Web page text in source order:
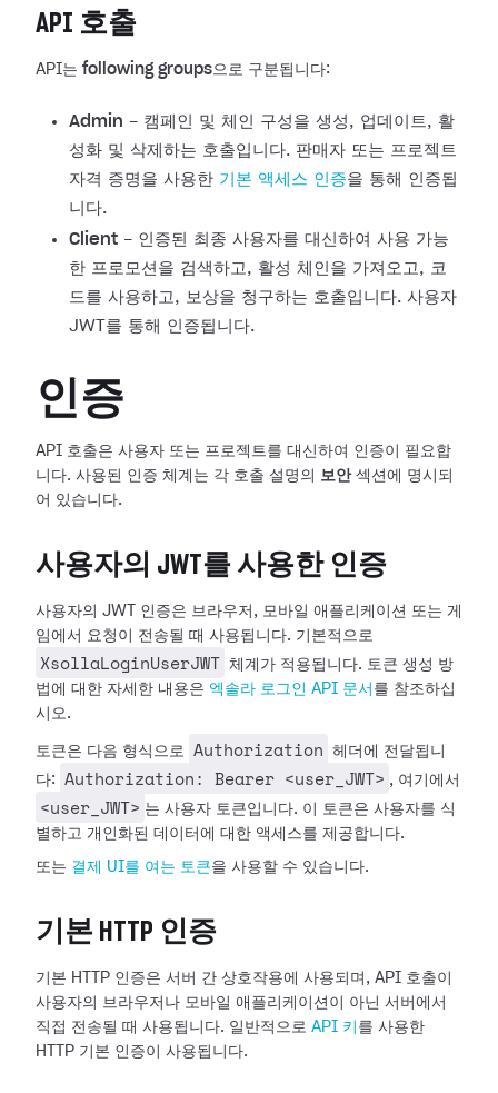
API 호출
API는 following groups으로 구분됩니다:
Admin - 캠페인 및 체인 구성을 생성, 업데이트, 활
성화 및 삭제하는 호출입니다. 판매자 또는 프로젝트
자격 증명을 사용한 기본 액세스 인증을 통해 인증됩
니다.
Client - 인증된 최종 사용자를 대신하여 사용 가능
한 프로모션을 검색하고, 활성 체인을 가져오고, 코
드를 사용하고, 보상을 청구하는 호출입니다. 사용자
JWT를 통해 인증됩니다.
인증
API 호출은 사용자 또는 프로젝트를 대신하여 인증이 필요합
니다. 사용된 인증 체계는 각 호출 설명의 보안섹션에 명시되
어 있습니다.
사용자의 JWT를 사용한 인증
사용자의 JWT 인증은 브라우저, 모바일 애플리케이션 또는 게
임에서 요청이 전송될 때 사용됩니다. 기본적으로
XsollaLoginUserJWT 체계가 적용됩니다. 토큰 생성 방
법에 대한 자세한 내용은 엑솔라 로그인 API 문서 를 참조하십
시오.
토큰은 다음 형식으로 Authorization
헤더에 전달됩니
다:
Authorization: Bearer <user_JWT> , 여기에서
<user_JWT> 는 사용자 토큰입니다. 이 토큰은 사용자를 식
별하고 개인화된 데이터에 대한 액세스를 제공합니다.
또는 결제 UI를 여는 토큰을 사용할 수 있습니다.
기본 HTTP 인증
기본 HTTP 인증은 서버 간 상호작용에 사용되며, API 호출이
사용자의 브라우저나 모바일 애플리케이션이 아닌 서버에서
직접 전송될 때 사용됩니다. 일반적으로 API 키 를 사용한
HTTP 기본 인증이 사용됩니다.